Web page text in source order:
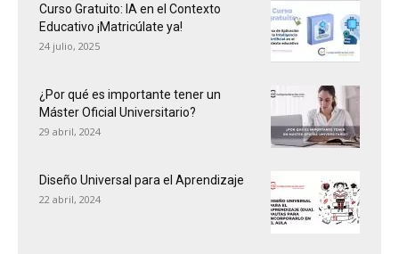
Curso Gratuito: IA en el Contexto
Educativo ¡Matricúlate ya!
24 julio, 2025
¿Por qué es importante tener un
Máster Oficial Universitario?
29 abril, 2024
Diseño Universal para el Aprendizaje
22 abril, 2024